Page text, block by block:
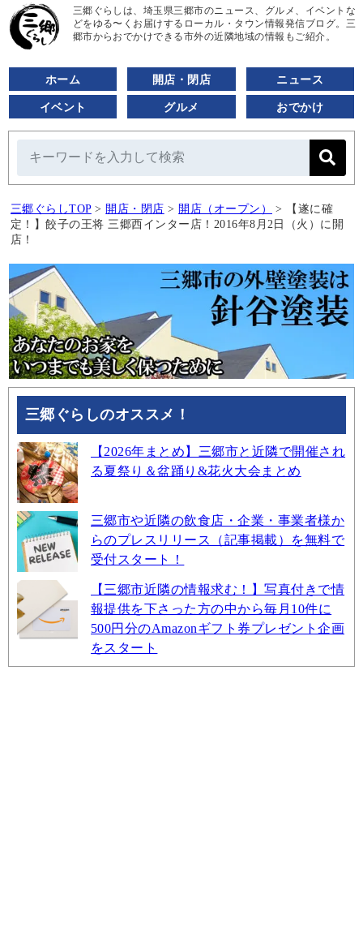
三郷ぐらしは、埼玉県三郷市のニュース、グルメ、イベントな
どをゆる〜くお届けするローカル・タウン情報発信ブログ。三
郷市からおでかけできる市外の近隣地域の情報もご紹介。
ホーム 開店・閉店 ニュース
イベント グルメ おでかけ
三郷ぐらしTOP > 開店・閉店 > 開店（オープン） >
【遂に確
定！】餃子の王将 三郷西インター店！2016年8月2日（火）に開
店！
三郷ぐらしのオススメ！
【2026年まとめ】三郷市と近隣で開催され
る夏祭り＆盆踊り&花火大会まとめ
三郷市や近隣の飲食店・企業・事業者様か
らのプレスリリース（記事掲載）を無料で
受付スタート！
【三郷市近隣の情報求む！】写真付きで情
報提供を下さった方の中から毎月10件に
500円分のAmazonギフト券プレゼント企画
をスタート